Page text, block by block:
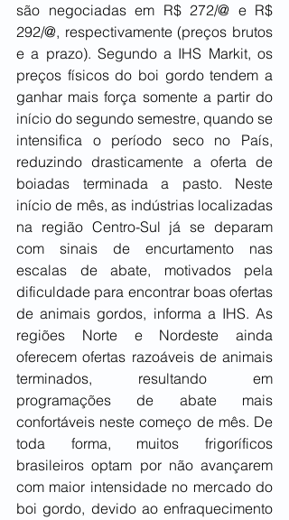
são negociadas em R$ 272/@ e R$
292/@, respectivamente (preços brutos
e a prazo). Segundo a IHS Markit, os
preços físicos do boi gordo tendem a
ganhar mais força somente a partir do
início do segundo semestre, quando se
intensifica o período seco no País,
reduzindo drasticamente a oferta de
boiadas terminada a pasto. Neste
início de mês, as indústrias localizadas
na região Centro-Sul já se deparam
com sinais de encurtamento nas
escalas de abate, motivados pela
dificuldade para encontrar boas ofertas
de animais gordos, informa a IHS. As
regiões Norte e Nordeste ainda
oferecem ofertas razoáveis de animais
terminados, resultando em
programações de abate mais
confortáveis neste começo de mês. De
toda forma, muitos frigoríficos
brasileiros optam por não avançarem
com maior intensidade no mercado do
boi gordo, devido ao enfraquecimento